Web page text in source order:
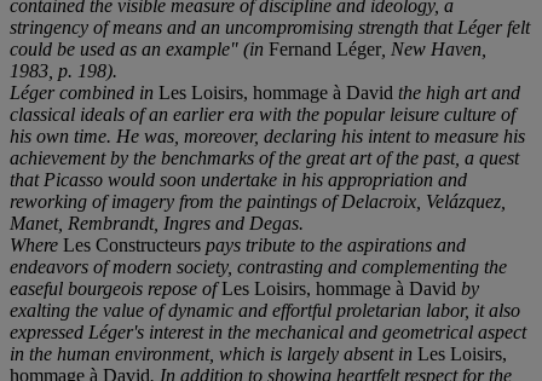
contained the visible measure of discipline and ideology, a
stringency of means and an uncompromising strength that Léger felt
could be used as an example" (in Fernand Léger, New Haven,
1983, p. 198).
Léger combined in Les Loisirs, hommage à David the high art and
classical ideals of an earlier era with the popular leisure culture of
his own time. He was, moreover, declaring his intent to measure his
achievement by the benchmarks of the great art of the past, a quest
that Picasso would soon undertake in his appropriation and
reworking of imagery from the paintings of Delacroix, Velázquez,
Manet, Rembrandt, Ingres and Degas.
Where Les Constructeurs pays tribute to the aspirations and
endeavors of modern society, contrasting and complementing the
easeful bourgeois repose ofLes Loisirs, hommage à David by
exalting the value of dynamic and effortful proletarian labor, it also
expressed Léger's interest in the mechanical and geometrical aspect
in the human environment, which is largely absent in Les Loisirs,
hommage à David. In addition to showing heartfelt respect for the